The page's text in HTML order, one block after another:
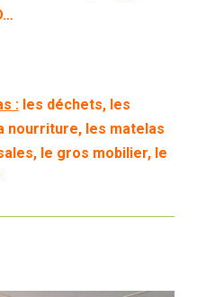
:les déchets, les
nourriture, les matelas
le gros mobilier, le